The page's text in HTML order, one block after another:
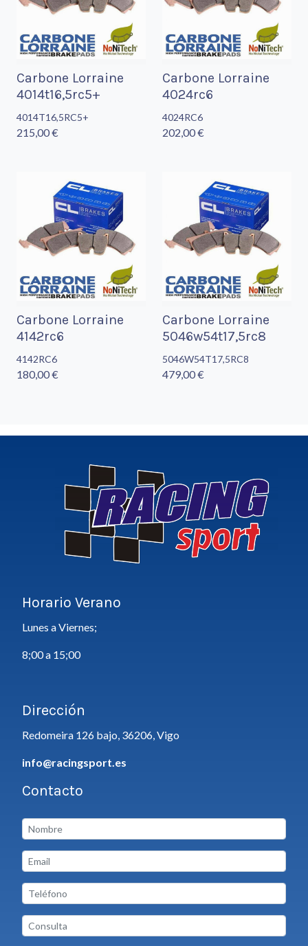
Carbone Lorraine
4014t16,5rc5+
4014T16,5RC5+
215,00 €
Carbone Lorraine
4024rc6
4024RC6
202,00 €
Carbone Lorraine
4142rc6
4142RC6
180,00 €
Carbone Lorraine
5046w54t17,5rc8
5046W54T17,5RC8
479,00 €
Horario Verano
Lunes a Viernes;
8;00 a 15;00
Dirección
Redomeira 126 bajo, 36206, Vigo
info@racingsport.es
Contacto